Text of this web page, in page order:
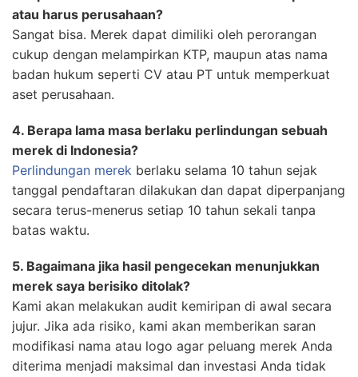
atau harus perusahaan?
Sangat bisa. Merek dapat dimiliki oleh perorangan
cukup dengan melampirkan KTP, maupun atas nama
badan hukum seperti CV atau PT untuk memperkuat
aset perusahaan.
4. Berapa lama masa berlaku perlindungan sebuah
merek di Indonesia?
Perlindungan merek berlaku selama 10 tahun sejak
tanggal pendaftaran dilakukan dan dapat diperpanjang
secara terus-menerus setiap 10 tahun sekali tanpa
batas waktu.
5. Bagaimana jika hasil pengecekan menunjukkan
merek saya berisiko ditolak?
Kami akan melakukan audit kemiripan di awal secara
jujur. Jika ada risiko, kami akan memberikan saran
modifikasi nama atau logo agar peluang merek Anda
diterima menjadi maksimal dan investasi Anda tidak